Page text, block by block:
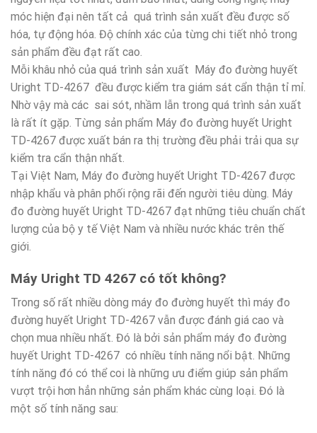
móc hiện đại nên tất cả quá trình sản xuất đều được số
hóa, tự động hóa. Độ chính xác của từng chi tiết nhỏ trong
sản phẩm đều đạt rất cao.
Mỗi khâu nhỏ của quá trình sản xuất Máy đo đường huyết
Uright TD-4267 đều được kiểm tra giám sát cẩn thận tỉ mỉ.
Nhờ vậy mà các sai sót, nhầm lẫn trong quá trình sản xuất
là rất ít gặp. Từng sản phẩm Máy đo đường huyết Uright
TD-4267 được xuất bán ra thị trường đều phải trải qua sự
kiểm tra cẩn thận nhất.
Tại Việt Nam, Máy đo đường huyết Uright TD-4267 được
nhập khẩu và phân phối rộng rãi đến người tiêu dùng. Máy
đo đường huyết Uright TD-4267 đạt những tiêu chuẩn chất
lượng của bộ y tế Việt Nam và nhiều nước khác trên thế
giới.
Máy Uright TD 4267 có tốt không?
Trong số rất nhiều dòng máy đo đường huyết thì máy đo
đường huyết Uright TD-4267 vẫn được đánh giá cao và
chọn mua nhiều nhất. Đó là bởi sản phẩm máy đo đường
huyết Uright TD-4267 có nhiều tính năng nổi bật. Những
tính năng đó có thể coi là những ưu điểm giúp sản phẩm
vượt trội hơn hẳn những sản phẩm khác cùng loại. Đó là
một số tính năng sau: